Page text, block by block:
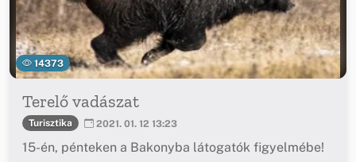
14373
Terelő vadászat
Turisztika 2021. 01. 12 13:23
15-én, pénteken a Bakonyba látogatók figyelmébe!